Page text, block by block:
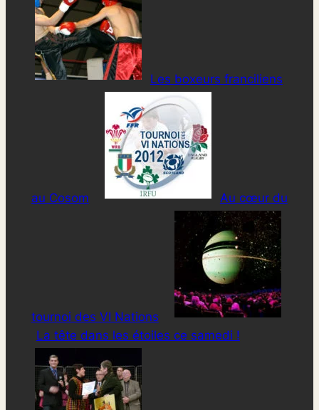
Les boxeurs franciliens
au Cosom Au cœur du
tournoi des VI Nations
La tête dans les étoiles ce samedi !